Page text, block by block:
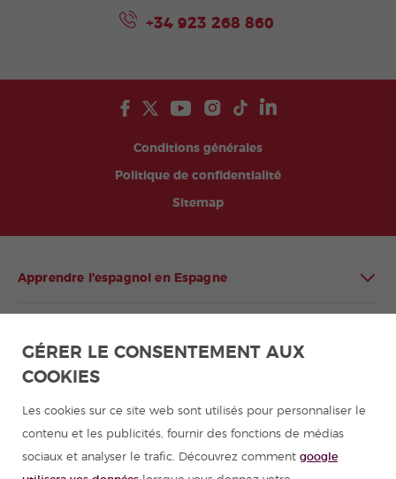
+34 923 268 860
Conditions générales
Politique de confidentialité
Sitemap
Apprendre l'espagnol en Espagne
Programmes d'espagnol pour groupes
Cours d'espagnol
GÉRER LE CONSENTEMENT AUX
COOKIES
Les cookies sur ce site web sont utilisés pour personnaliser le
contenu et les publicités, fournir des fonctions de médias
sociaux et analyser le trafic. Découvrez comment google